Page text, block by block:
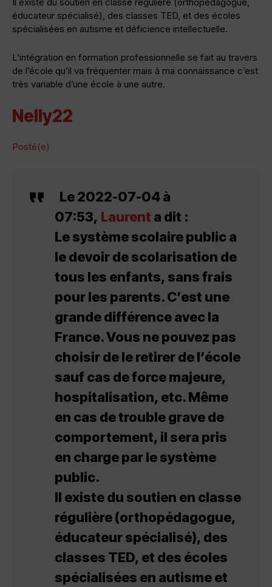
éducateur spécialisé), des classes TED, et des écoles
spécialisées en autisme et déficience intellectuelle.
L’intégration en formation professionnelle se fait au travers
de l’école qu’il va fréquenter mais à ma connaissance c’est
très variable d’une école à une autre.
Nelly22
Posté(e)
Le 2022-07-04 à
07:53, Laurent a dit :
Le système scolaire public a
le devoir de scolarisation de
tous les enfants, sans frais
pour les parents. C’est une
grande différence avec la
France. Vous ne pouvez pas
choisir de le retirer de l’école
sauf cas de force majeure,
hospitalisation, etc. Même
en cas de trouble grave de
comportement, il sera pris
en charge par le système
public.
Il existe du soutien en classe
régulière (orthopédagogue,
éducateur spécialisé), des
classes TED, et des écoles
spécialisées en autisme et